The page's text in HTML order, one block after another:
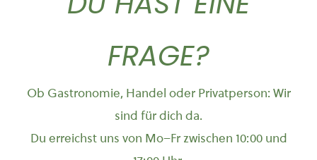
FRAGE?
Ob Gastronomie, Handel oder Privatperson: Wir
sind für dich da.
Du erreichst uns von Mo–Fr zwischen 10:00 und